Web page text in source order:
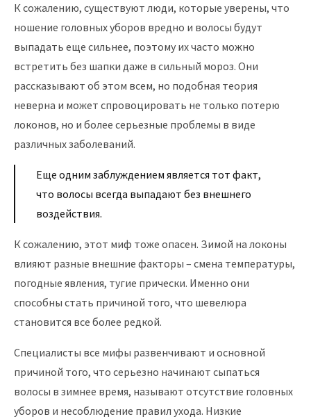
К сожалению, существуют люди, которые уверены, что
ношение головных уборов вредно и волосы будут
выпадать еще сильнее, поэтому их часто можно
встретить без шапки даже в сильный мороз. Они
рассказывают об этом всем, но подобная теория
неверна и может спровоцировать не только потерю
локонов, но и более серьезные проблемы в виде
различных заболеваний.
Еще одним заблуждением является тот факт,
что волосы всегда выпадают без внешнего
воздействия.
К сожалению, этот миф тоже опасен. Зимой на локоны
влияют разные внешние факторы – смена температуры,
погодные явления, тугие прически. Именно они
способны стать причиной того, что шевелюра
становится все более редкой.
Специалисты все мифы развенчивают и основной
причиной того, что серьезно начинают сыпаться
волосы в зимнее время, называют отсутствие головных
уборов и несоблюдение правил ухода. Низкие